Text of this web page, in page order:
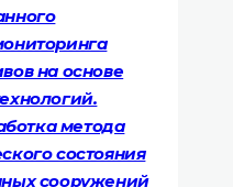
на основе
метода
состояния
сооружений